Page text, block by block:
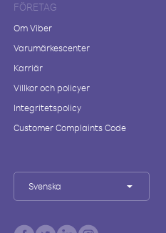
FÖRETAG
Om Viber
Varumärkescenter
Karriär
Villkor och policyer
Integritetspolicy
Customer Complaints Code
Svenska